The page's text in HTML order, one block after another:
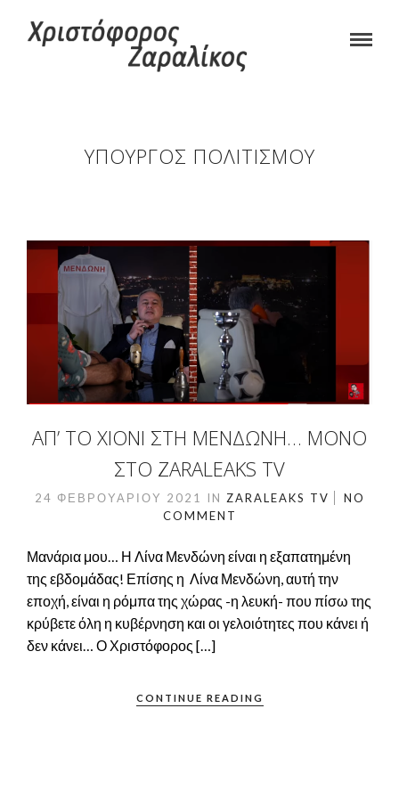
ΥΠΟΥΡΓΌΣ ΠΟΛΙΤΙΣΜΟΎ
ΑΠ’ ΤΟ ΧΙΌΝΙ ΣΤΗ ΜΕΝΔΏΝΗ… ΜΌΝΟ
ΣΤΟ ZARALEAKS TV
24 ΦΕΒΡΟΥΑΡΊΟΥ 2021 IN ZARALEAKS TV
NO
COMMENT
Μανάρια μου… Η Λίνα Μενδώνη είναι η εξαπατημένη
της εβδομάδας! Επίσης η Λίνα Μενδώνη, αυτή την
εποχή, είναι η ρόμπα της χώρας -η λευκή- που πίσω της
κρύβετε όλη η κυβέρνηση και οι γελοιότητες που κάνει ή
δεν κάνει… Ο Χριστόφορος […]
CONTINUE READING